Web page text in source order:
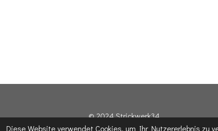
Diese Website verwendet Cookies, um Ihr Nutzererlebnis zu
© 2024 Strickwerk34